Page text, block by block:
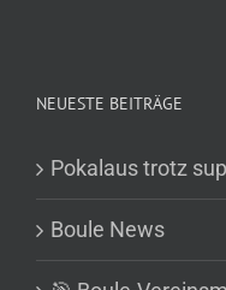
NEUESTE BEITRÄGE
Pokalaus trotz
Boule News